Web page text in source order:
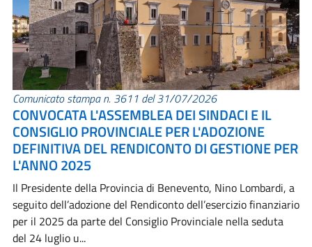
Comunicato stampa n. 3611 del 31/07/2026
CONVOCATA L'ASSEMBLEA DEI SINDACI E IL
CONSIGLIO PROVINCIALE PER L'ADOZIONE
DEFINITIVA DEL RENDICONTO DI GESTIONE PER
L'ANNO 2025
Il Presidente della Provincia di Benevento, Nino Lombardi, a
seguito dell’adozione del Rendiconto dell’esercizio finanziario
per il 2025 da parte del Consiglio Provinciale nella seduta
del 24 luglio u...